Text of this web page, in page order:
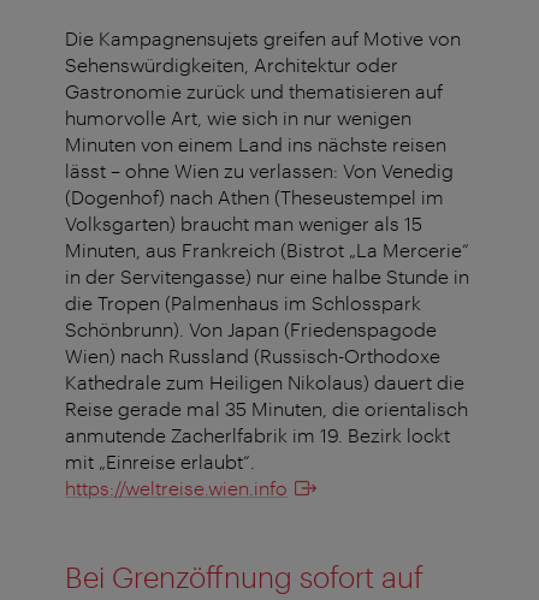
Die Kampagnensujets greifen auf Motive von
Sehenswürdigkeiten, Architektur oder
Gastronomie zurück und thematisieren auf
humorvolle Art, wie sich in nur wenigen
Minuten von einem Land ins nächste reisen
lässt – ohne Wien zu verlassen: Von Venedig
(Dogenhof) nach Athen (Theseustempel im
Volksgarten) braucht man weniger als 15
Minuten, aus Frankreich (Bistrot „La Mercerie“
in der Servitengasse) nur eine halbe Stunde in
die Tropen (Palmenhaus im Schlosspark
Schönbrunn). Von Japan (Friedenspagode
Wien) nach Russland (Russisch-Orthodoxe
Kathedrale zum Heiligen Nikolaus) dauert die
Reise gerade mal 35 Minuten, die orientalisch
anmutende Zacherlfabrik im 19. Bezirk lockt
mit „Einreise erlaubt“.
https://weltreise.wien.info
Bei Grenzöffnung sofort auf